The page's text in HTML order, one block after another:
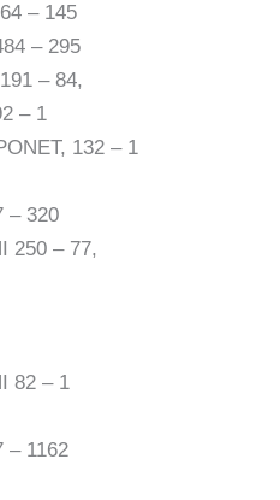
– 145
– 295
– 84,
– 1
132 – 1
– 320
250 – 77,
82 – 1
– 1162